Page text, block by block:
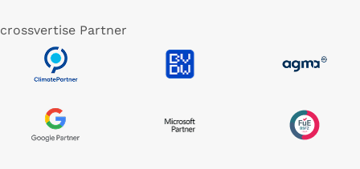
crossvertise Partner